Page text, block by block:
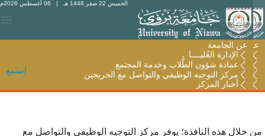
الخميس 22 صفر 1448 هـ | 06 أغسطس 2026م
عن الجامعة
الإدارة العُليــــا
عمادة شؤون الطُّلاب وخدمة المجتمع
مركز التوجيه الوظيفي والتواصل مع الخريجين
أخبار المركز
عن الجامعة
الإدارة العُليــــا
عمادة شؤون الطُّلاب وخدمة المجتمع
مركز التوجيه الوظيفي والتواصل مع الخريجين
أخبار المركز
اِستمع
خلال هذه النافذة؛ يوفر مركز التوجيه الوظيفي والتواصل مع